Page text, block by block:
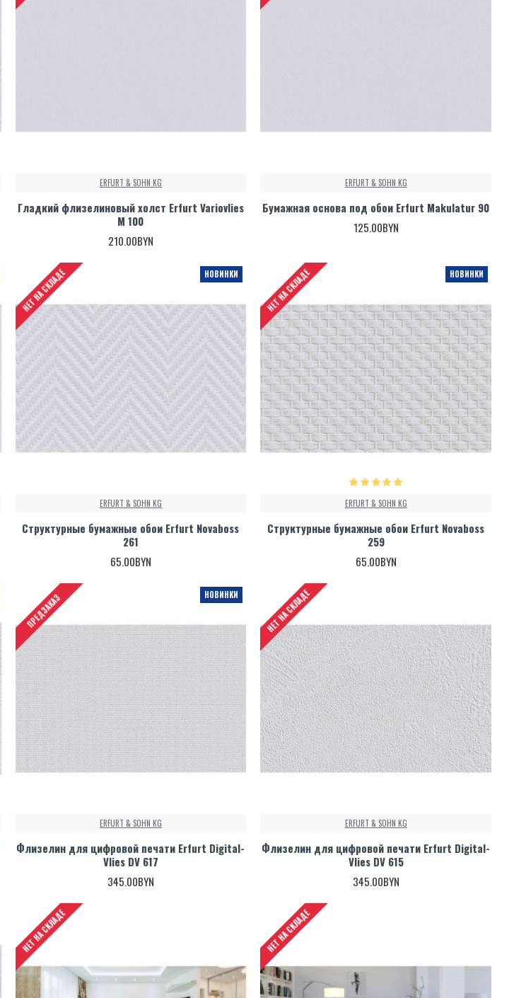
ERFURT & SOHN KG
Гладкий флизелиновый холст Erfurt Variovlies
M 100
210.00BYN
ERFURT & SOHN KG
Бумажная основа под обои Erfurt Makulatur 90
125.00BYN
НОВИНКИ
НЕТ НА СКЛАДЕ
ERFURT & SOHN KG
Структурные бумажные обои Erfurt Novaboss
261
65.00BYN
НОВИНКИ
НЕТ НА СКЛАДЕ
ERFURT & SOHN KG
Структурные бумажные обои Erfurt Novaboss
259
65.00BYN
НОВИНКИ
ПРЕДЗАКАЗ
ERFURT & SOHN KG
Флизелин для цифровой печати Erfurt Digital-
Vlies DV 617
345.00BYN
НЕТ НА СКЛАДЕ
ERFURT & SOHN KG
Флизелин для цифровой печати Erfurt Digital-
Vlies DV 615
345.00BYN
НЕТ НА СКЛАДЕ НЕТ НА СКЛАДЕ